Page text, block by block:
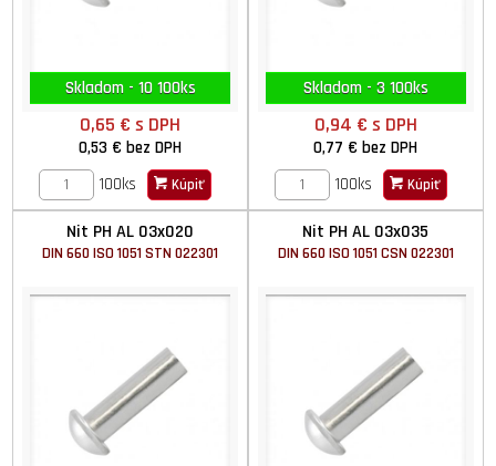
Skladom - 10 100ks
0,65 €s DPH
0,53 €bez DPH
100ks
Kúpiť
Skladom - 3 100ks
0,94 € s DPH
0,77 €bez DPH
100ks
Kúpiť
Nit PH AL 03x020
DIN 660 ISO 1051 STN 022301
Nit PH AL 03x035
DIN 660 ISO 1051 CSN 022301